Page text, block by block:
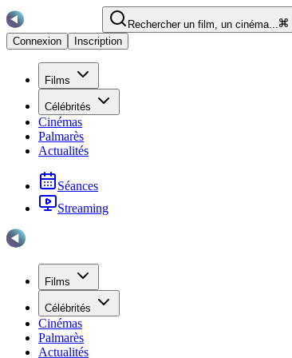
Rechercher un film, un cinéma...
Connexion
Inscription
Films
Célébrités
Cinémas
Palmarès
Actualités
Séances
Streaming
Films
Célébrités
Cinémas
Palmarès
Actualités